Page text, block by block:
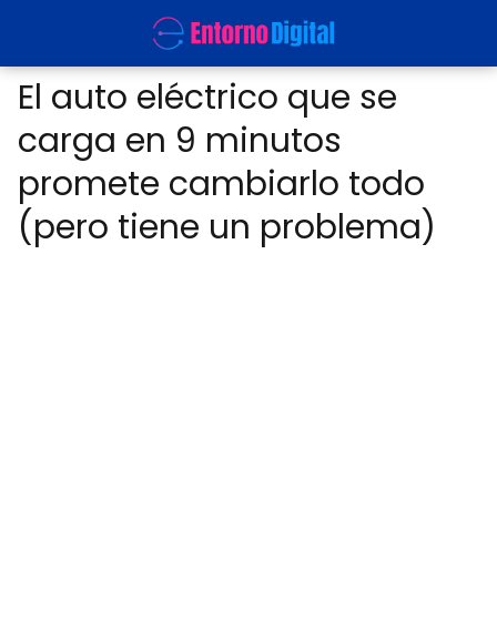
El auto eléctrico que se
carga en 9 minutos
promete cambiarlo todo
(pero tiene un problema)